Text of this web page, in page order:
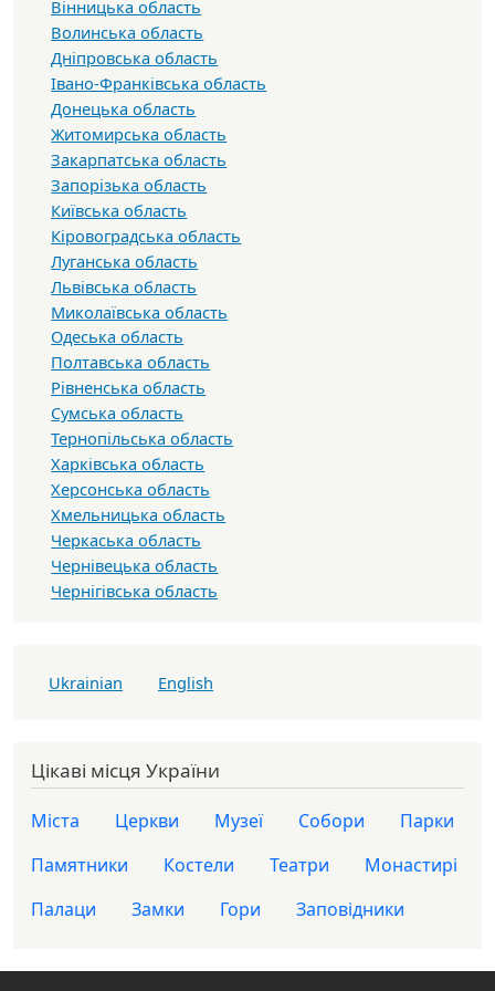
Вінницька область
Волинська область
Дніпровська область
Івано-Франківська область
Донецька область
Житомирська область
Закарпатська область
Запорізька область
Київська область
Кіровоградська область
Луганська область
Львівська область
Миколаївська область
Одеська область
Полтавська область
Рівненська область
Сумська область
Тернопільська область
Харківська область
Херсонська область
Хмельницька область
Черкаська область
Чернівецька область
Чернігівська область
Ukrainian English
Цікаві місця України
Міста Церкви Музеї Собори
Парки
Памятники
Костели Театри
Монастирі
Палаци
Замки Гори Заповідники